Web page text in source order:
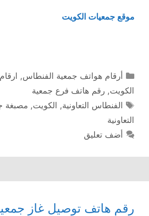
موقع جمعيات الكويت
التصنيفات
أرقام هواتف جمعية الفنطاس,
الكويت, رقم هاتف فرع جمعية
الوسوم
الفنطاس التعاونية, الكويت, مصبغة
التعاونية
أضف تعليق
رقم هاتف توصيل غاز